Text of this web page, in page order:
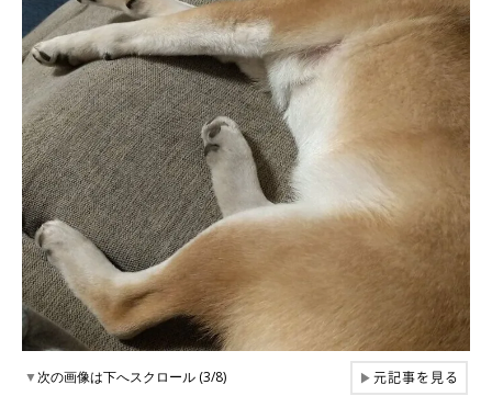
▼次の画像は下へスクロール (3/8) ▶元記事を見る